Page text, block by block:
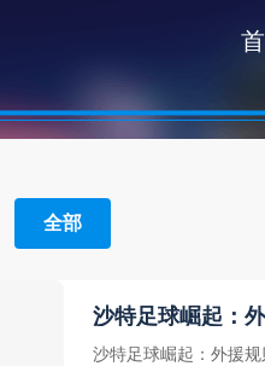
全部
沙特足球崛起：外援